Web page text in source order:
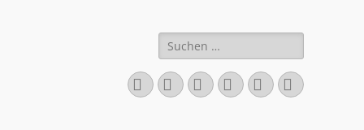
Suchen
nach:
Facebook
TwitterLinkedIn
FlickrInstagram